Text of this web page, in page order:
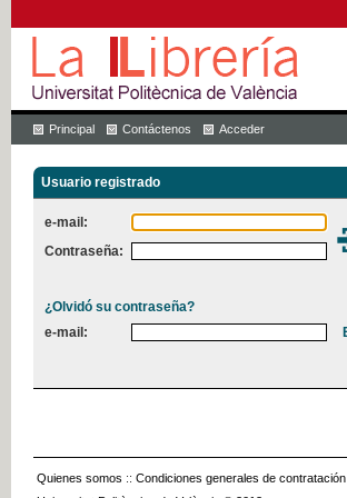
Principal Contáctenos Acceder
Usuario registrado
e-mail:
Contraseña:
¿Olvidó su contraseña?
e-mail:
Quienes somos :: Condiciones generales de contratación